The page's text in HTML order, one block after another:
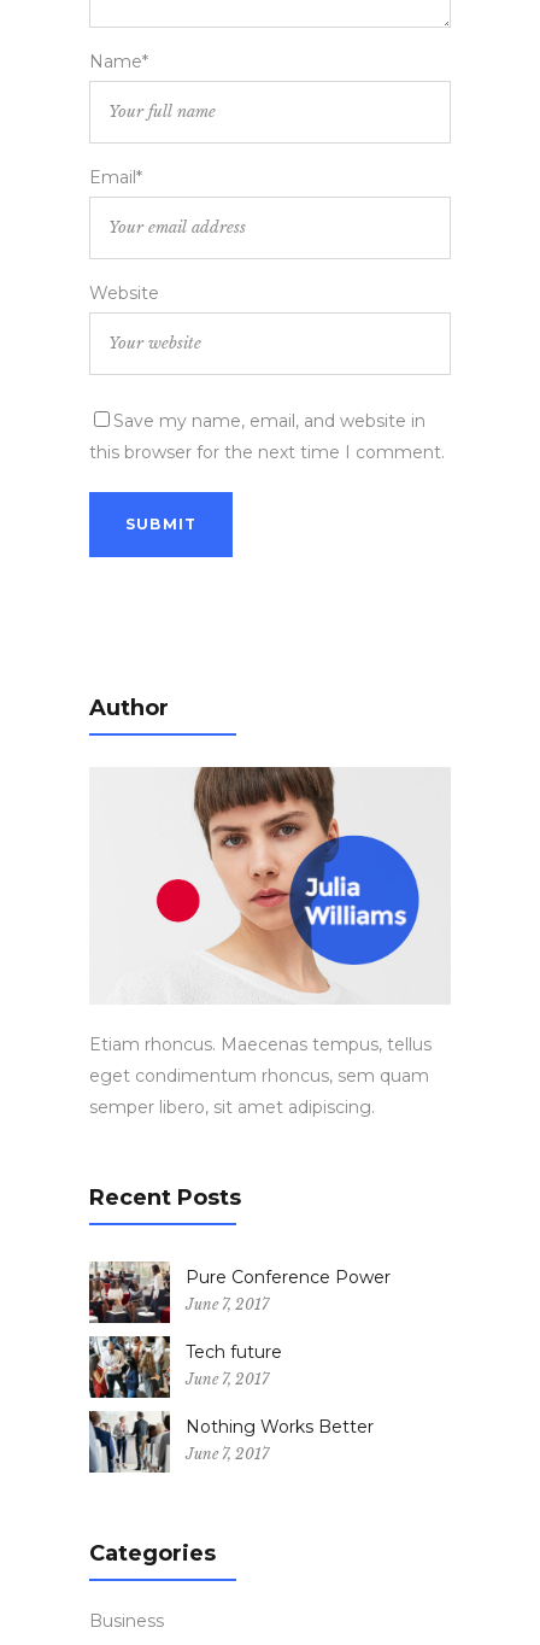
Name*
Email*
Website
Save my name, email, and website in
this browser for the next time I comment.
Author
Etiam rhoncus. Maecenas tempus, tellus
eget condimentum rhoncus, sem quam
semper libero, sit amet adipiscing.
Recent Posts
Pure Conference Power
June 7, 2017
Tech future
June 7, 2017
Nothing Works Better
June 7, 2017
Categories
Business